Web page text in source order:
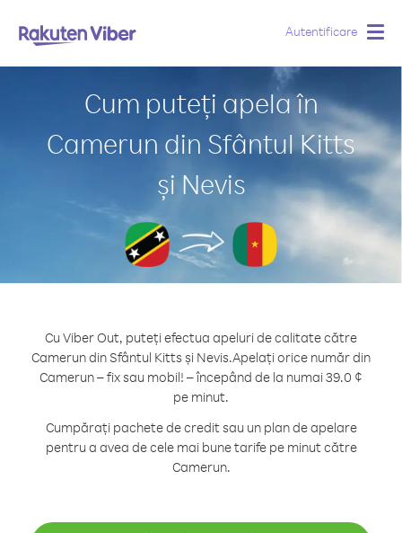
Autentificare
Cum puteți apela în
Camerun din Sfântul Kitts
și Nevis
Cu Viber Out, puteți efectua apeluri de calitate către
Camerun din Sfântul Kitts și Nevis.Apelați orice număr din
Camerun – fix sau mobil! – începând de la numai 39.0 ¢
pe minut.
Cumpărați pachete de credit sau un plan de apelare
pentru a avea de cele mai bune tarife pe minut către
Camerun.